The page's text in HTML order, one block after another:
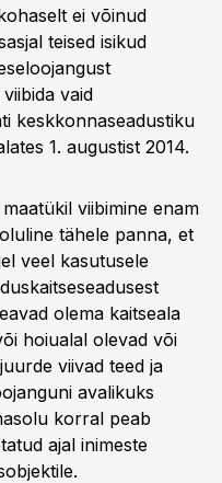
ei võinud
teised isikud
vaid
keskkonnaseadustiku
1. augustist 2014.
viibimine enam
tähele panna, et
veel kasutusele
olema kaitseala
hoiualal olevad või
viivad teed ja
avalikuks
korral peab
ajal inimeste